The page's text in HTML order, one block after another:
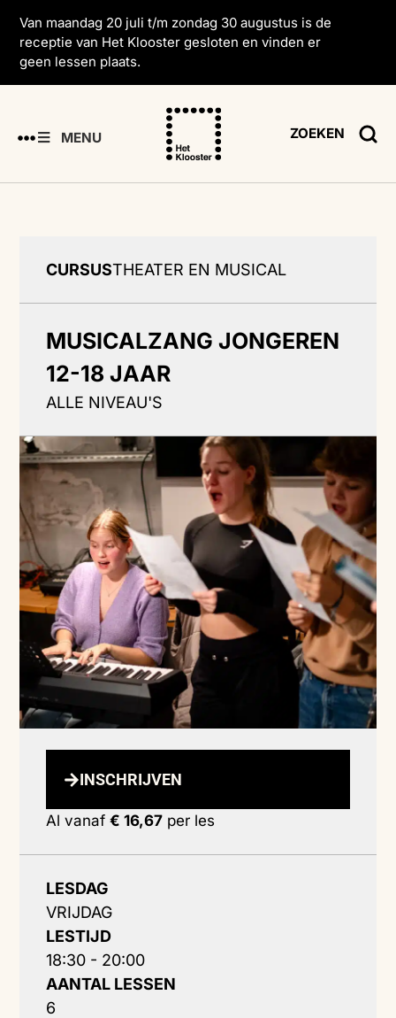
Van maandag 20 juli t/m zondag 30 augustus is de
receptie van Het Klooster gesloten en vinden er
geen lessen plaats.
MENU ZOEKEN
CURSUSTHEATER EN MUSICAL
MUSICALZANG JONGEREN
12-18 JAAR
ALLE NIVEAU'S
INSCHRIJVEN
Al vanaf€ 16,67 per les
LESDAG
VRIJDAG
LESTIJD
18:30 - 20:00
AANTAL LESSEN
6